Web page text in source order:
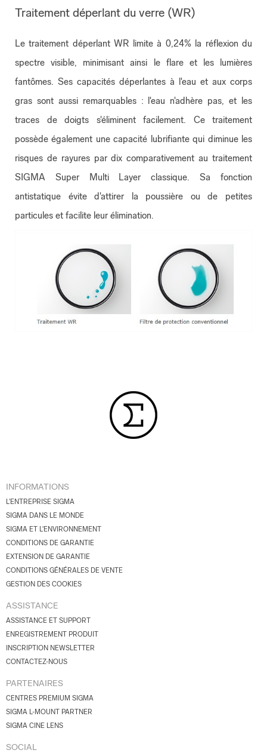
Traitement déperlant du verre (WR)
Le traitement déperlant WR limite à 0,24% la réflexion du
spectre visible, minimisant ainsi le flare et les lumières
fantômes. Ses capacités déperlantes à l'eau et aux corps
gras sont aussi remarquables : l'eau n'adhère pas, et les
traces de doigts s'éliminent facilement. Ce traitement
possède également une capacité lubrifiante qui diminue les
risques de rayures par dix comparativement au traitement
SIGMA Super Multi Layer classique. Sa fonction
antistatique évite d'attirer la poussière ou de petites
particules et facilite leur élimination.
INFORMATIONS
L'ENTREPRISE SIGMA
SIGMA DANS LE MONDE
SIGMA ET L'ENVIRONNEMENT
CONDITIONS DE GARANTIE
EXTENSION DE GARANTIE
CONDITIONS GÉNÉRALES DE VENTE
GESTION DES COOKIES
ASSISTANCE
ASSISTANCE ET SUPPORT
ENREGISTREMENT PRODUIT
INSCRIPTION NEWSLETTER
CONTACTEZ-NOUS
PARTENAIRES
CENTRES PREMIUM SIGMA
SIGMA L-MOUNT PARTNER
SIGMA CINE LENS
SOCIAL